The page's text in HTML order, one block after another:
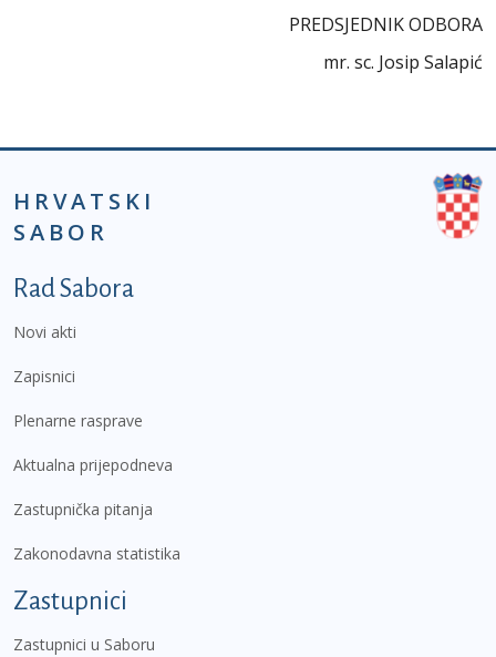
PREDSJEDNIK ODBORA
mr. sc. Josip Salapić
HRVATSKI
SABOR
Podnožje prvi izbornik
Rad Sabora
Novi akti
Zapisnici
Plenarne rasprave
Aktualna prijepodneva
Zastupnička pitanja
Zakonodavna statistika
Zastupnici
Zastupnici u Saboru